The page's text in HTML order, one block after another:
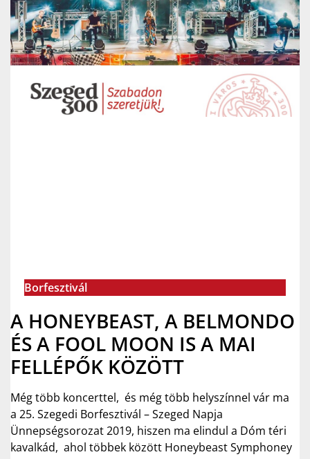
Borfesztivál
A HONEYBEAST, A BELMONDO
ÉS A FOOL MOON IS A MAI
FELLÉPŐK KÖZÖTT
Még több koncerttel, és még több helyszínnel vár ma
a 25. Szegedi Borfesztivál – Szeged Napja
Ünnepségsorozat 2019, hiszen ma elindul a Dóm téri
kavalkád, ahol többek között Honeybeast Symphoney